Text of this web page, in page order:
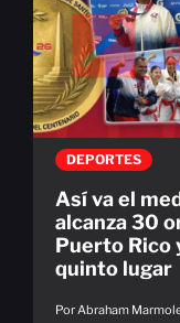
DEPORTES
Así va el
alcanza 30
Puerto Rico
quinto lugar
Por Abraham